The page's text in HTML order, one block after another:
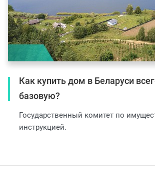
Как купить дом в Беларуси
базовую?
Государственный комитет по
инструкцией.